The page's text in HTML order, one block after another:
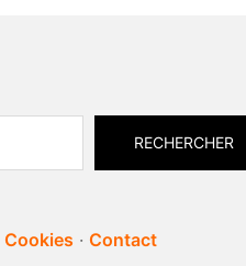
RECHERCHER
Cookies · Contact